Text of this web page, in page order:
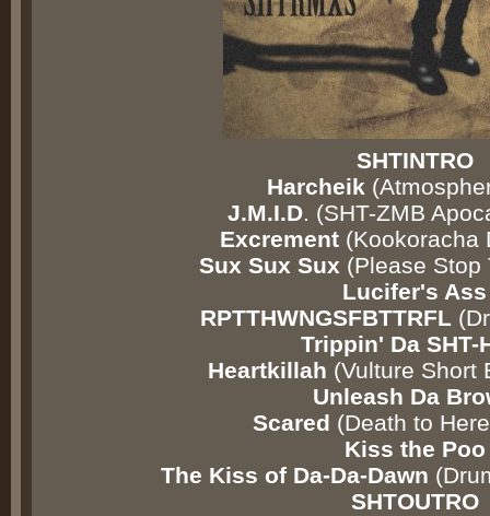
SHTINTRO
Harcheik
J.M.I.D. (SHT-ZMB
Excrement(Kookoracha
Sux Sux Sux (Please Stop
Lucifer's Ass
RPTTHWNGSFBTTRFL
Trippin' Da SHT-
Heartkillah (Vulture Short
Unleash Da
Scared (Death to
Kiss the Poo
The Kiss of Da-Da-Dawn
SHTOUTRO